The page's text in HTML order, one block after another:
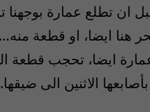
ان تطلع عمارة بوجهنا
ايضا، او قطعة منه…
ايضا، تحجب قطعة
الاثنين الى ضيقها.